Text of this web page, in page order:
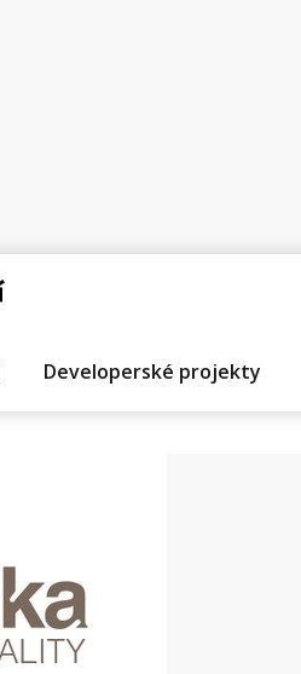
Developerské projekty